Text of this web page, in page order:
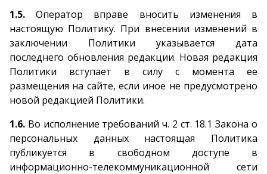
1.5.Оператор вправе вносить изменения в
настоящую Политику. При внесении изменений в
заключении Политики указывается дата
последнего обновления редакции. Новая редакция
Политики вступает в силу с момента ее
размещения на сайте, если иное не предусмотрено
новой редакцией Политики.
1.6. Во исполнение требований ч. 2 ст. 18.1 Закона о
персональных данных настоящая Политика
публикуется в свободном доступе в
информационно-телекоммуникационной сети